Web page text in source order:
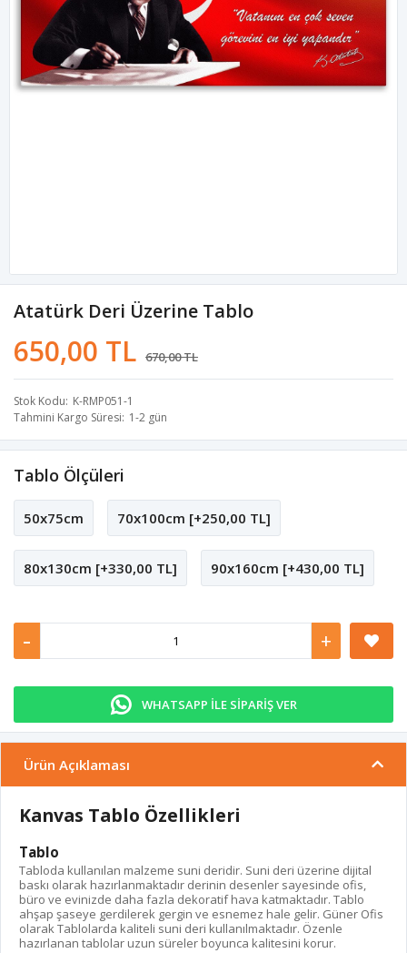
Atatürk Deri Üzerine Tablo
650,00 TL 670,00 TL
Stok Kodu K-RMP051-1
Tahmini Kargo Süresi 1-2 gün
Tablo Ölçüleri
50x75cm 70x100cm [+250,00 TL]
80x130cm [+330,00 TL] 90x160cm [+430,00 TL]
- +
WHATSAPP İLE SİPARİŞ VER
Ürün Açıklaması
Kanvas Tablo Özellikleri
Tablo
Tabloda kullanılan malzeme suni deridir. Suni deri üzerine dijital
baskı olarak hazırlanmaktadır derinin desenler sayesinde ofis,
büro ve evinizde daha fazla dekoratif hava katmaktadır. Tablo
ahşap şaseye gerdilerek gergin ve esnemez hale gelir. Güner Ofis
olarak Tablolarda kaliteli suni deri kullanılmaktadır. Özenle
hazırlanan tablolar uzun süreler boyunca kalitesini korur.